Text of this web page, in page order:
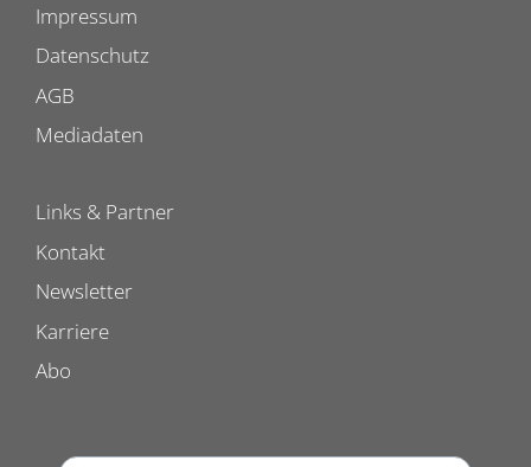
Impressum
Datenschutz
AGB
Mediadaten
Links & Partner
Kontakt
Newsletter
Karriere
Abo